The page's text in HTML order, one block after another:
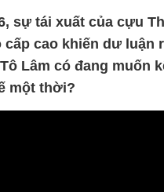
sự tái xuất của cựu
cấp cao khiến dư
Lâm có đang muốn
một thời?